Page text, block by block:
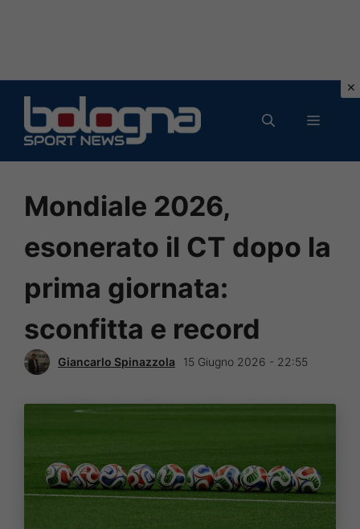
contenuto
MENU
Mondiale 2026,
esonerato il CT dopo la
prima giornata:
sconfitta e record
Giancarlo Spinazzola 15 Giugno 2026 - 22:55